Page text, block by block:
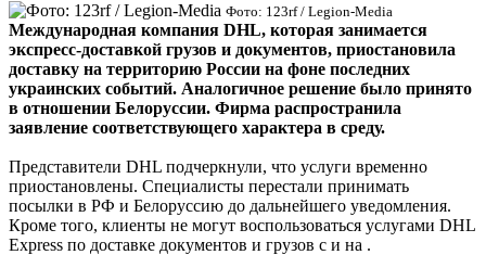
Фото: 123rf / Legion-Media
Международная компания DHL, которая занимается
экспресс-доставкой грузов и документов, приостановила
доставку на территорию России на фоне последних
украинских событий. Аналогичное решение было принято
в отношении Белоруссии. Фирма распространила
заявление соответствующего характера в среду.
Представители DHL подчеркнули, что услуги временно
приостановлены. Специалисты перестали принимать
посылки в РФ и Белоруссию до дальнейшего уведомления.
Кроме того, клиенты не могут воспользоваться услугами DHL
Express по доставке документов и грузов с и на .